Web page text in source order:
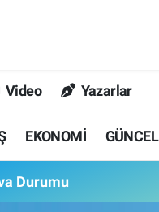
Video Yazarlar
EKONOMİ GÜNCEL
Durumu
Eczaneler
Vakitleri
Haritası